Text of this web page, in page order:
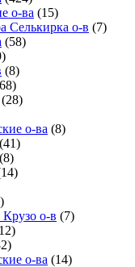
о-ва (15)
Селькирка о-в (7)
(58)
(8)
(28)
о-ва (8)
(41)
(8)
о-в (7)
о-ва (14)